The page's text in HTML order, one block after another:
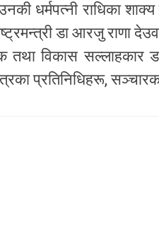
धर्मपत्नी राधिका
डा आरजु राणा
तथा विकास
प्रतिनिधिहरू,